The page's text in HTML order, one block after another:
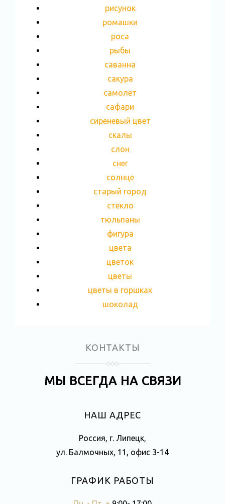
рисунок
ромашки
роса
рыбы
саванна
сакура
самолет
сафари
сиреневый цвет
скалы
слон
снег
солнце
старый город
стекло
тюльпаны
фигура
цвета
цветок
цветы
цветы в горшках
шоколад
КОНТАКТЫ
МЫ ВСЕГДА НА СВЯЗИ
НАШ АДРЕС
Россия, г. Липецк,
ул. Балмочных, 11, офис 3-14
ГРАФИК РАБОТЫ